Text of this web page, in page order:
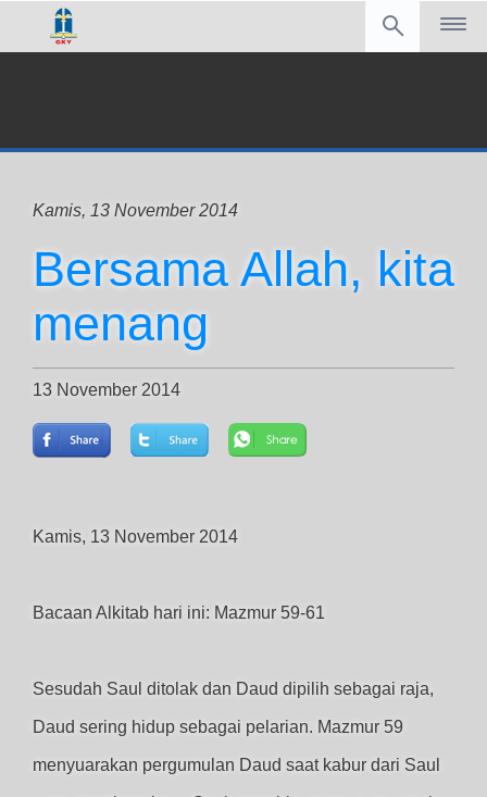
Kamis, 13 November 2014
Bersama Allah, kita
menang
13 November 2014
Kamis, 13 November 2014
Bacaan Alkitab hari ini: Mazmur 59-61
Sesudah Saul ditolak dan Daud dipilih sebagai raja,
Daud sering hidup sebagai pelarian. Mazmur 59
menyuarakan pergumulan Daud saat kabur dari Saul